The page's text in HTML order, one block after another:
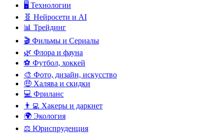
🖥️ Технологии
🧬 Нейросети и AI
📊 Трейдинг
🎬 Фильмы и Сериалы
🌿 Флора и фауна
⚽ Футбол, хоккей
🎨 Фото, дизайн, искусство
🤑 Халява и скидки
💻 Фриланс
👨‍💻 Хакеры и даркнет
🌍 Экология
⚖️ Юриспруденция